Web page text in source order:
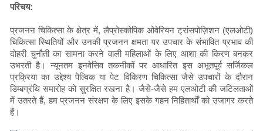
परिचय:
प्रजनन चिकित्सा के क्षेत्र में, लैप्रोस्कोपिक ओवेरियन ट्रांसपोज़िशन (एलओटी)
चिकित्सा स्थितियों और उनकी प्रजनन क्षमता पर उपचार के संभावित प्रभाव की
दोहरी चुनौती का सामना करने वाली महिलाओं के लिए आशा की किरण बनकर
उभरती है। न्यूनतम इनवेसिव तकनीकों पर आधारित इस अभूतपूर्व सर्जिकल
प्रक्रिया का उद्देश्य पेल्विक या पेट विकिरण चिकित्सा जैसे उपचारों के दौरान
डिम्बग्रंथि समारोह को सुरक्षित रखना है। जैसे-जैसे हम एलओटी की जटिलताओं
में उतरते हैं, हम प्रजनन संरक्षण के लिए इसके गहन निहितार्थों को उजागर करते
हैं।